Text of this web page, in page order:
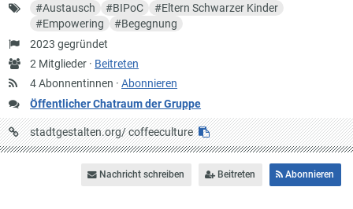
Schlagworte
#Austausch #BIPoC #Eltern Schwarzer Kinder
#Empowering #Begegnung
Gründung
2023 gegründet
Anzahl
Mitglieder
2 Mitglieder · Beitreten
4 Abonnentinnen ·Abonnieren
Öffentlicher Chatraum der Gruppe
URL
auf
stadtgestalten.org/ coffeeculture
Nachricht schreiben Beitreten Abonnieren